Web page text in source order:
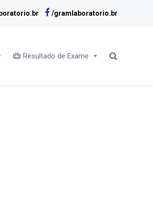
/gramlaboratorio.br
Resultado de Exame